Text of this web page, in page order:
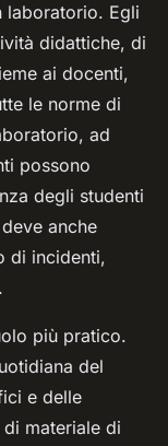
laboratorio. Egli
didattiche, di
ai docenti,
le norme di
ad
possono
degli studenti
anche
di incidenti,
più pratico.
del
e delle
materiale di